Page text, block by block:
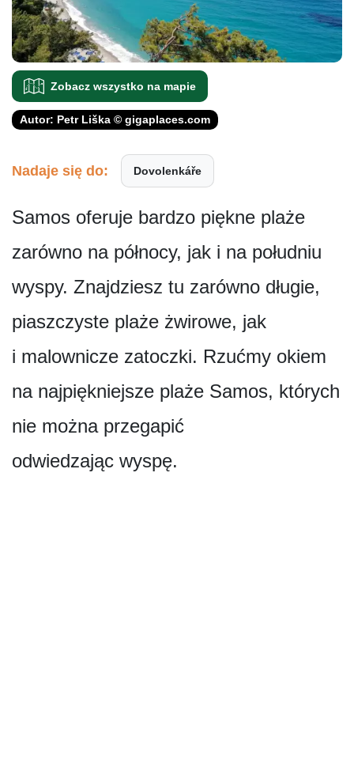
Zobacz wszystko na mapie
Autor: Petr Liška © gigaplaces.com
Nadaje się do: Dovolenkáře
Samos oferuje bardzo piękne plaże
zarówno na północy, jak i na południu
wyspy. Znajdziesz tu zarówno długie,
piaszczyste plaże żwirowe, jak
i malownicze zatoczki. Rzućmy okiem
na najpiękniejsze plaże Samos, których
nie można przegapić
odwiedzając wyspę.